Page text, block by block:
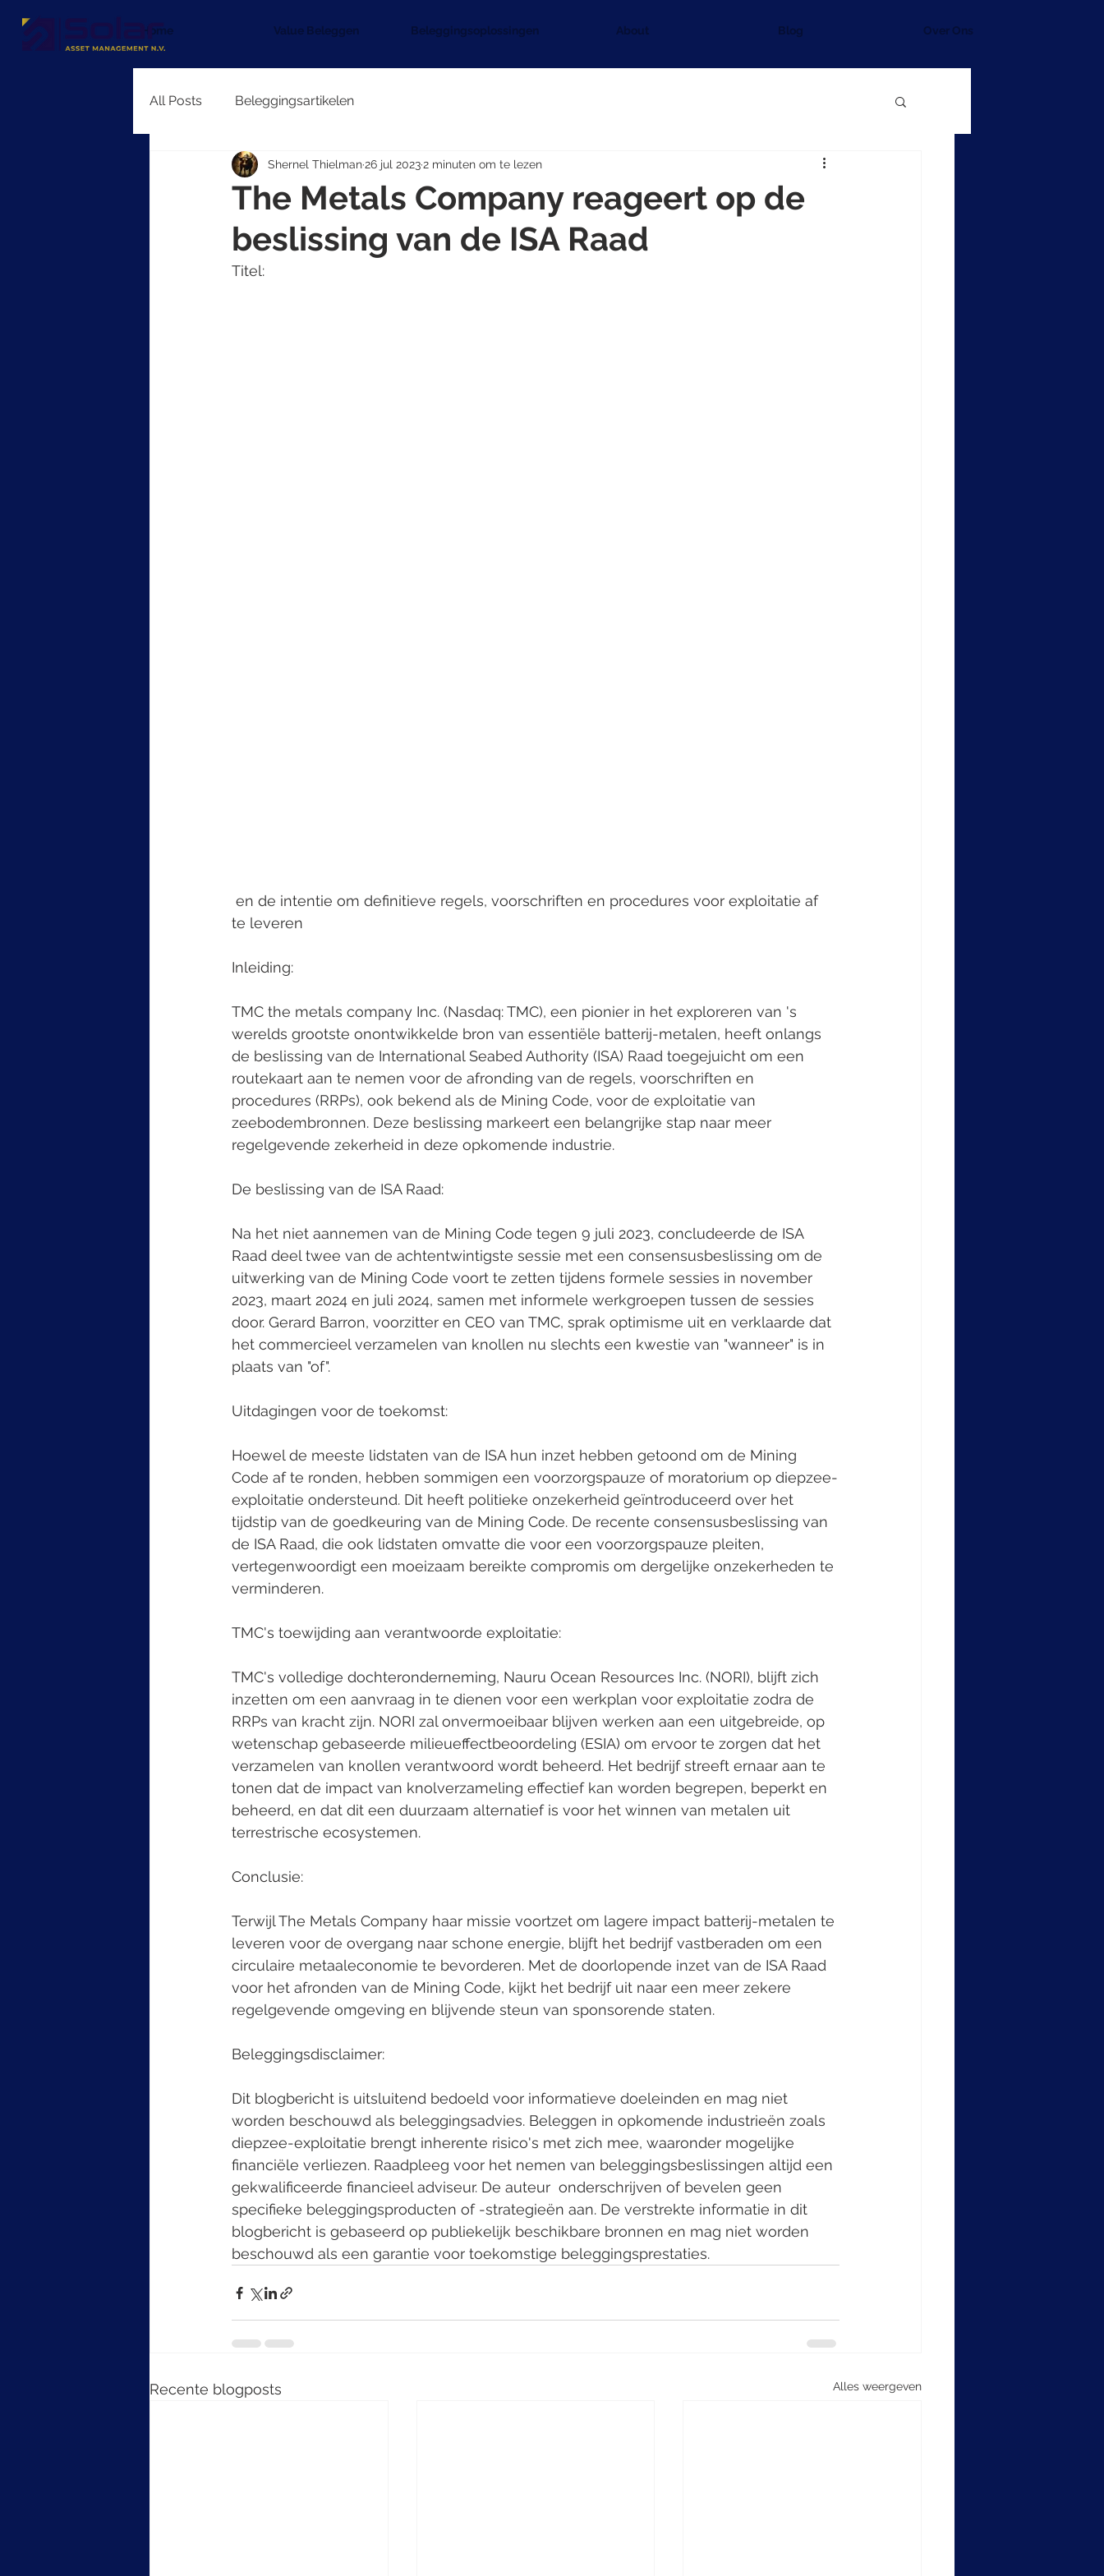
Home Value Beleggen Beleggingsoplossingen About Blog Over Ons
All Posts Beleggingsartikelen
The Metals Company reageert op de
beslissing van de ISA Raad
Shernel Thielman26 jul 20232 minuten om te lezen
Titel:
te leveren
Inleiding:
TMC the metals company Inc. (Nasdaq: TMC), een pionier in het exploreren van 's
werelds grootste onontwikkelde bron van essentiële batterij-metalen, heeft onlangs
de beslissing van de International Seabed Authority (ISA) Raad toegejuicht om een
routekaart aan te nemen voor de afronding van de regels, voorschriften en
procedures (RRPs), ook bekend als de Mining Code, voor de exploitatie van
zeebodembronnen. Deze beslissing markeert een belangrijke stap naar meer
regelgevende zekerheid in deze opkomende industrie.
De beslissing van de ISA Raad:
Na het niet aannemen van de Mining Code tegen 9 juli 2023, concludeerde de ISA
Raad deel twee van de achtentwintigste sessie met een consensusbeslissing om de
uitwerking van de Mining Code voort te zetten tijdens formele sessies in november
2023, maart 2024 en juli 2024, samen met informele werkgroepen tussen de sessies
door. Gerard Barron, voorzitter en CEO van TMC, sprak optimisme uit en verklaarde dat
het commercieel verzamelen van knollen nu slechts een kwestie van "wanneer" is in
plaats van "of".
Uitdagingen voor de toekomst:
Hoewel de meeste lidstaten van de ISA hun inzet hebben getoond om de Mining
Code af te ronden, hebben sommigen een voorzorgspauze of moratorium op diepzee-
exploitatie ondersteund. Dit heeft politieke onzekerheid geïntroduceerd over het
tijdstip van de goedkeuring van de Mining Code. De recente consensusbeslissing van
de ISA Raad, die ook lidstaten omvatte die voor een voorzorgspauze pleiten,
vertegenwoordigt een moeizaam bereikte compromis om dergelijke onzekerheden te
verminderen.
TMC's toewijding aan verantwoorde exploitatie:
TMC's volledige dochteronderneming, Nauru Ocean Resources Inc. (NORI), blijft zich
inzetten om een aanvraag in te dienen voor een werkplan voor exploitatie zodra de
RRPs van kracht zijn. NORI zal onvermoeibaar blijven werken aan een uitgebreide, op
wetenschap gebaseerde milieueffectbeoordeling (ESIA) om ervoor te zorgen dat het
verzamelen van knollen verantwoord wordt beheerd. Het bedrijf streeft ernaar aan te
tonen dat de impact van knolverzameling effectief kan worden begrepen, beperkt en
beheerd, en dat dit een duurzaam alternatief is voor het winnen van metalen uit
terrestrische ecosystemen.
Conclusie:
Terwijl The Metals Company haar missie voortzet om lagere impact batterij-metalen te
leveren voor de overgang naar schone energie, blijft het bedrijf vastberaden om een
circulaire metaaleconomie te bevorderen. Met de doorlopende inzet van de ISA Raad
voor het afronden van de Mining Code, kijkt het bedrijf uit naar een meer zekere
regelgevende omgeving en blijvende steun van sponsorende staten.
Beleggingsdisclaimer:
Dit blogbericht is uitsluitend bedoeld voor informatieve doeleinden en mag niet
worden beschouwd als beleggingsadvies. Beleggen in opkomende industrieën zoals
diepzee-exploitatie brengt inherente risico's met zich mee, waaronder mogelijke
financiële verliezen. Raadpleeg voor het nemen van beleggingsbeslissingen altijd een
gekwalificeerde financieel adviseur. De auteur  onderschrijven of bevelen geen
specifieke beleggingsproducten of -strategieën aan. De verstrekte informatie in dit
blogbericht is gebaseerd op publiekelijk beschikbare bronnen en mag niet worden
beschouwd als een garantie voor toekomstige beleggingsprestaties.
Recente blogposts Alles weergeven